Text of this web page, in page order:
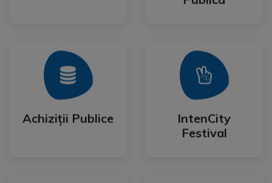
Achiziții Publice
Achiziții Publice
Mai Mult
IntenCity
Festival
IntenCity
Festival
Mai Mult